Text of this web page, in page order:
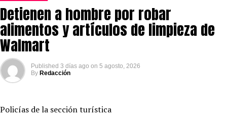
Detienen a hombre por robar
alimentos y artículos de limpieza de
Walmart
Published 3 días ago on 5 agosto, 2026
By Redacción
Policías de la sección turística